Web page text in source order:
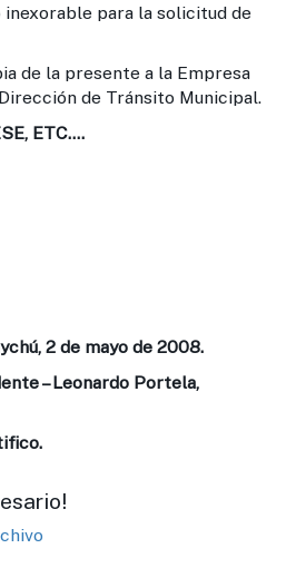
para la solicitud de
de la presente a la Empresa
de Tránsito Municipal.
ETC….
2 de mayo de 2008.
– Leonardo Portela,